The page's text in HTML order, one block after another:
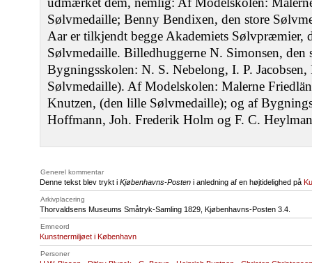
Sølvmedaille; Benny Bendixen, den store
Aar er tilkjendt begge Akademiets Sølvpræmier,
Sølvmedaille. Billedhuggerne N. Simonsen, den
Bygningsskolen: N. S. Nebelong, I. P. Jacobsen,
Sølvmedaille). Af Modelskolen: Malerne
Knutzen, (den lille Sølvmedaille); og af
Hoffmann, Joh. Frederik Holm og F. C.
Generel kommentar
Denne tekst blev trykt i Kjøbenhavns-Posten i anledning af en højtidelighed på
Arkivplacering
Thorvaldsens Museums Småtryk-Samling 1829, Kjøbenhavns-Posten 3.4.
Emneord
Kunstnermiljøet i København
Personer